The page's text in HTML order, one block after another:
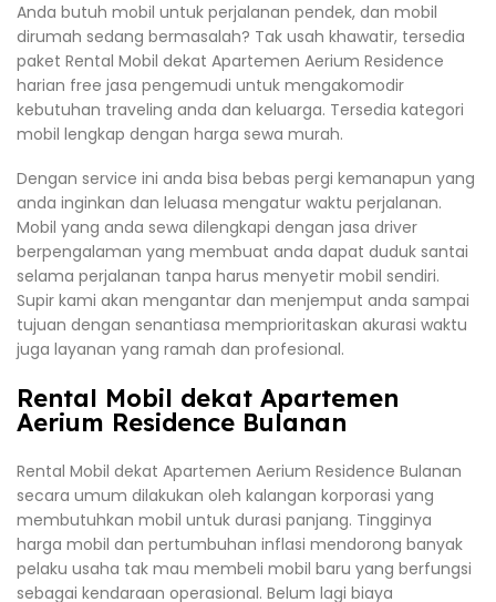
Anda butuh mobil untuk perjalanan pendek, dan mobil
dirumah sedang bermasalah? Tak usah khawatir, tersedia
paket Rental Mobil dekat Apartemen Aerium Residence
harian free jasa pengemudi untuk mengakomodir
kebutuhan traveling anda dan keluarga. Tersedia kategori
mobil lengkap dengan harga sewa murah.
Dengan service ini anda bisa bebas pergi kemanapun yang
anda inginkan dan leluasa mengatur waktu perjalanan.
Mobil yang anda sewa dilengkapi dengan jasa driver
berpengalaman yang membuat anda dapat duduk santai
selama perjalanan tanpa harus menyetir mobil sendiri.
Supir kami akan mengantar dan menjemput anda sampai
tujuan dengan senantiasa memprioritaskan akurasi waktu
juga layanan yang ramah dan profesional.
Rental Mobil dekat Apartemen
Aerium Residence Bulanan
Rental Mobil dekat Apartemen Aerium Residence Bulanan
secara umum dilakukan oleh kalangan korporasi yang
membutuhkan mobil untuk durasi panjang. Tingginya
harga mobil dan pertumbuhan inflasi mendorong banyak
pelaku usaha tak mau membeli mobil baru yang berfungsi
sebagai kendaraan operasional. Belum lagi biaya